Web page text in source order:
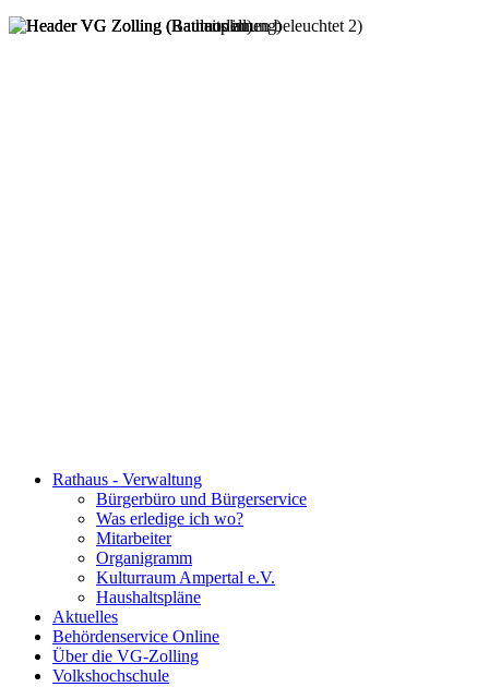
Rathaus - Verwaltung
Bürgerbüro und Bürgerservice
Was erledige ich wo?
Mitarbeiter
Organigramm
Kulturraum Ampertal e.V.
Haushaltspläne
Aktuelles
Behördenservice Online
Über die VG-Zolling
Volkshochschule